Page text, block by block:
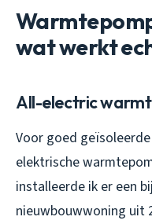
wat werkt
All-electric
Voor goed
elektrische
installeerde ik er een
nieuwbouwwoning uit